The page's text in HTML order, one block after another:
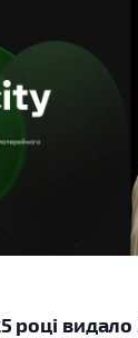
році видало